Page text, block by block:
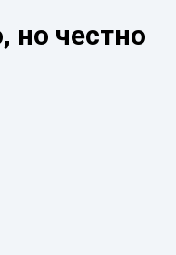
но честно